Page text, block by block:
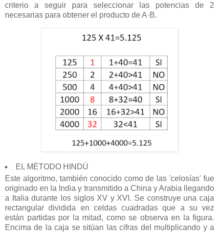
criterio a seguir para seleccionar las potencias de 2
necesarias para obtener el producto de A·B.
EL MÉTODO HINDÚ
Este algoritmo, también conocido como de las 'celosías' fue
originado en la India y transmitido a China y Arabia llegando
a Italia durante los siglos XV y XVI. Se construye una caja
rectangular dividida en celdas cuadradas que a su vez
están partidas por la mitad, como se observa en la figura.
Encima de la caja se sitúan las cifras del multiplicando y a